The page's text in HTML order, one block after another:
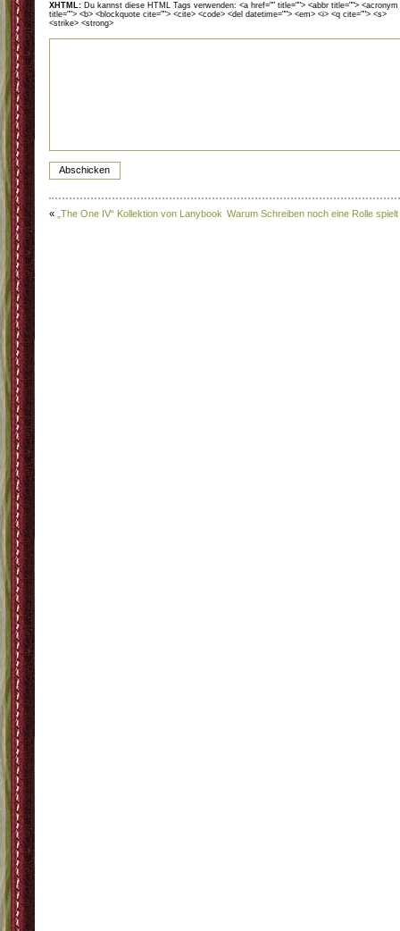
XHTML: Du kannst diese HTML Tags verwenden: <a href="" title=""> <abbr title=""> <acronym
title=""> <b> <blockquote cite=""> <cite> <code> <del datetime=""> <em> <i> <q cite=""> <s>
<strike> <strong>
« „The One IV“ Kollektion von Lanybook Warum Schreiben noch eine Rolle spielt